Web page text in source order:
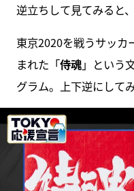
逆立ちして見てみると
東京2020を戦うサッカ
まれた「侍魂」という
グラム。上下逆にして